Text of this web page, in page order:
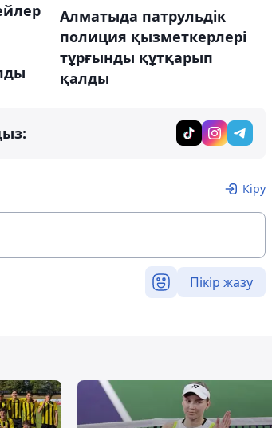
Алматыда патрульдік
полиция қызметкерлері
тұрғынды құтқарып
қалды
Кіру
Пікір жазу